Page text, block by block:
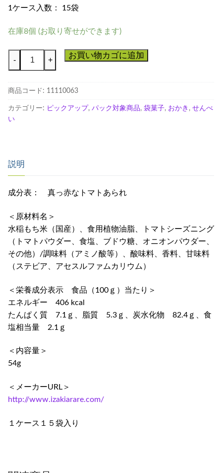
1ケース入数： 15袋
在庫8個 (お取り寄せができます)
な
ト
マ
れ
- + お買い物カゴに追加
商品コード: 11110063
カテゴリー: ピックアップ , パック対象商品, 袋菓子, おかき , せんべ
い
説明
成分表： 真っ赤なトマトあられ
＜原材料名＞
水稲もち米（国産）、食用植物油脂、トマトシーズニング
（トマトパウダー、食塩、ブドウ糖、オニオンパウダー、
その他）/調味料（アミノ酸等）、酸味料、香料、甘味料
（ステビア、アセスルファムカリウム）
＜栄養成分表示 食品（100ｇ）当たり＞
エネルギー 406 kcal
たんぱく質 7.1ｇ、脂質 5.3ｇ、炭水化物 82.4ｇ、食
塩相当量 2.1ｇ
＜内容量＞
54g
＜メーカーURL＞
http://www.izakiarare.com/
１ケース１５袋入り